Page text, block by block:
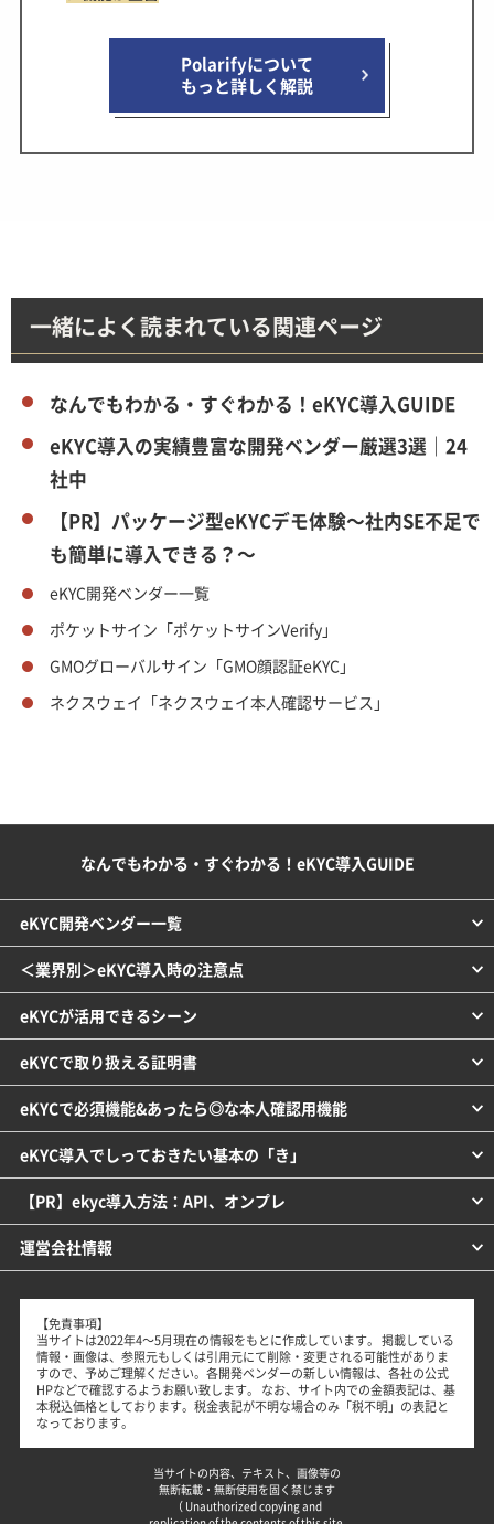
Polarifyについて
もっと詳しく解説
一緒によく読まれている関連ページ
なんでもわかる・すぐわかる！eKYC導入GUIDE
eKYC導入の実績豊富な開発ベンダー厳選3選｜24
社中
【PR】パッケージ型eKYCデモ体験～社内SE不足で
も簡単に導入できる？～
eKYC開発ベンダー一覧
ポケットサイン「ポケットサインVerify」
GMOグローバルサイン「GMO顔認証eKYC」
ネクスウェイ「ネクスウェイ本人確認サービス」
なんでもわかる・すぐわかる！eKYC導入GUIDE
eKYC開発ベンダー一覧
＜業界別＞eKYC導入時の注意点
eKYCが活用できるシーン
eKYCで取り扱える証明書
eKYCで必須機能&あったら◎な本人確認用機能
eKYC導入でしっておきたい基本の「き」
【PR】ekyc導入方法：API、オンプレ
運営会社情報
【免責事項】
当サイトは2022年4～5月現在の情報をもとに作成しています。 掲載している
情報・画像は、参照元もしくは引用元にて削除・変更される可能性がありま
すので、予めご理解ください。各開発ベンダーの新しい情報は、各社の公式
HPなどで確認するようお願い致します。 なお、サイト内での金額表記は、基
本税込価格としております。税金表記が不明な場合のみ「税不明」の表記と
なっております。
当サイトの内容、テキスト、画像等の
無断転載・無断使用を固く禁じます
（ Unauthorized copying and